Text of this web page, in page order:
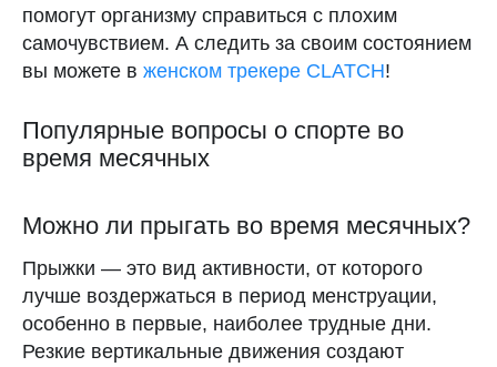
помогут организму справиться с плохим
самочувствием. А следить за своим состоянием
вы можете в женском трекере CLATCH!
Популярные вопросы о спорте во
время месячных
Можно ли прыгать во время месячных?
Прыжки — это вид активности, от которого
лучше воздержаться в период менструации,
особенно в первые, наиболее трудные дни.
Резкие вертикальные движения создают
Скачивайте календарь
месячных Clatch